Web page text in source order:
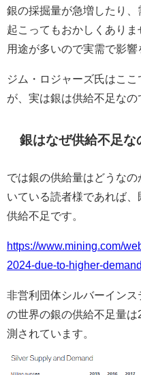
銀の採掘量が急増したり
起こってもおかしくあり
用途が多いので実需で影響
ジム・ロジャーズ氏はこ
が、実は銀は供給不足なの
銀はなぜ供給不足な
では銀の供給量はどうな
いている読者様であれば
供給不足です。
https://www.mining.com/
2024-due-to-higher-
非営利団体シルバーイン
の世界の銀の供給不足量
測されています。